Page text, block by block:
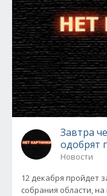
Завтра
одобрят
Новости
12 декабря пройдет
собрания области,